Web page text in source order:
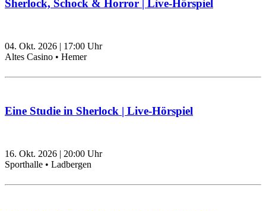
Sherlock, Schock & Horror | Live-Hörspiel
04. Okt. 2026 | 17:00 Uhr
Altes Casino • Hemer
Eine Studie in Sherlock | Live-Hörspiel
16. Okt. 2026 | 20:00 Uhr
Sporthalle • Ladbergen